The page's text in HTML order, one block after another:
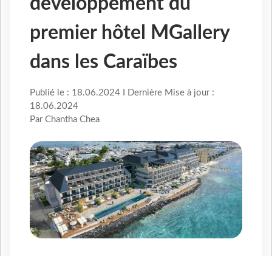
premier hôtel MGallery
dans les Caraïbes
Publié le : 18.06.2024 I Dernière Mise à jour :
18.06.2024
Par Chantha Chea